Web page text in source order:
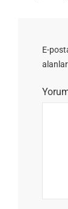
E-
alanlar